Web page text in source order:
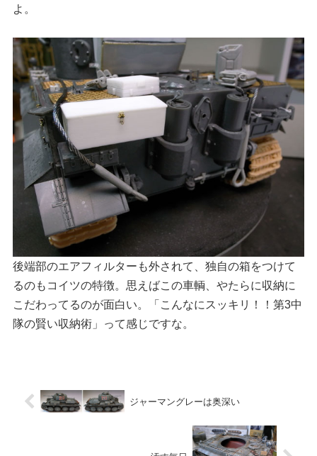
よ。
後端部のエアフィルターも外されて、独自の箱をつけて
るのもコイツの特徴。思えばこの車輌、やたらに収納に
こだわってるのが面白い。「こんなにスッキリ！！第3中
隊の賢い収納術」って感じですな。
ジャーマングレーは奥深い